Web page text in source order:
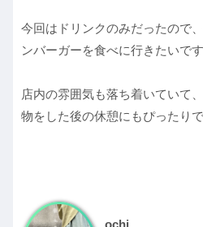
今回はドリンクのみだったので
ンバーガーを食べに行きたいです
店内の雰囲気も落ち着いていて
物をした後の休憩にもぴったり